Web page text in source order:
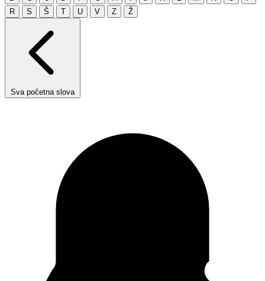
R
S Š T U V Z Ž
Sva početna slova